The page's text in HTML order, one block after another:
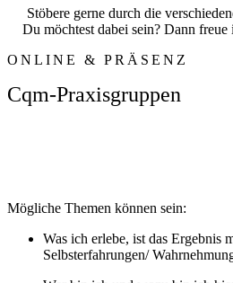
Stöbere gerne durch die
Du möchtest dabei sein? Dann
ONLINE & PRÄSENZ
Cqm-Praxisgruppen
Mögliche Themen können sein:
Was ich erlebe, ist das Ergebnis
Selbsterfahrungen/